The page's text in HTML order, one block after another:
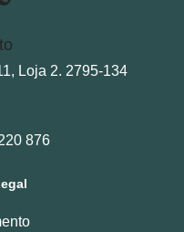
Loja 2. 2795-134
876